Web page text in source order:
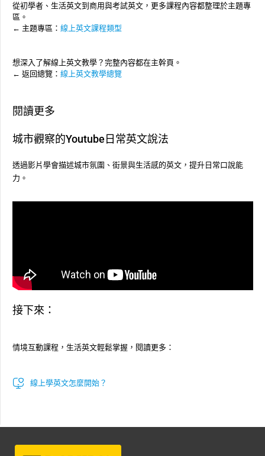
從初學者、生活英文到商用與考試英文，更多課程內容都整理於主題專
區。
← 主題專區： 線上英文課程類型
想深入了解線上英文教學？完整內容都在主幹頁。
← 返回總覽： 線上英文教學總覽
閱讀更多
城市觀察的Youtube日常英文說法
透過影片學會描述城市氛圍、街景與生活感的英文，提升日常口說能
力。
接下來：
情境互動課程，生活英文輕鬆掌握，閱讀更多：
線上學英文怎麼開始？